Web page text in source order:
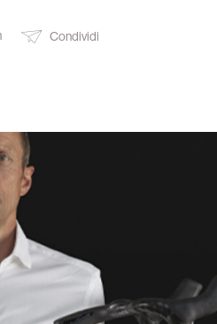
Condividi